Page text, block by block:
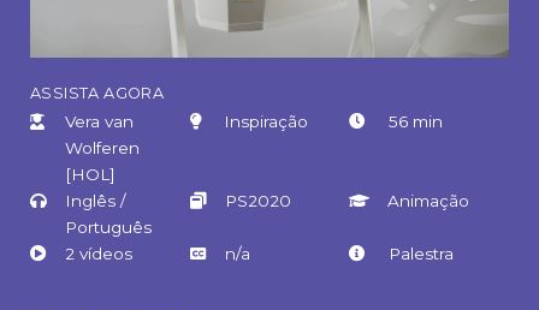
ASSISTA AGORA
Vera van
Wolferen
[HOL]
Inspiração 56 min
Inglês /
Português
PS2020 Animação
2 vídeos n/a Palestra